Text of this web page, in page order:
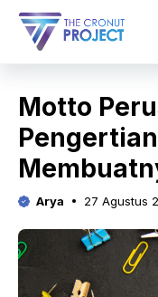
Langsung
Motto
Arya 27 Agustus